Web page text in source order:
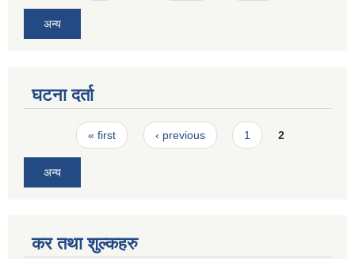
अन्य
घटना दर्ता
Pages« first ‹ previous 1 2
अन्य
कर तथा शुल्कहरु